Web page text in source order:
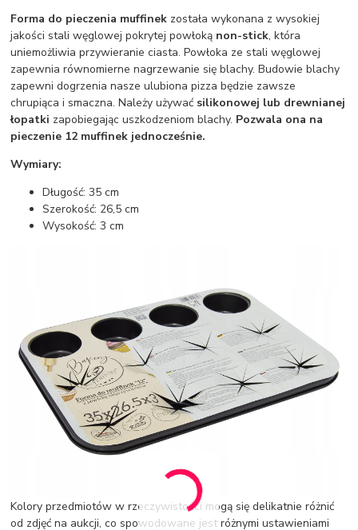
Forma do pieczenia muffinek została wykonana z wysokiej
jakości stali węglowej pokrytej powłoką non-stick, która
uniemożliwia przywieranie ciasta. Powłoka ze stali węglowej
zapewnia równomierne nagrzewanie się blachy. Budowie blachy
zapewni dogrzenia nasze ulubiona pizza będzie zawsze
chrupiąca i smaczna. Należy używać silikonowej lub drewnianej
łopatki zapobiegając uszkodzeniom blachy. Pozwala ona na
pieczenie 12 muffinek jednocześnie.
Wymiary:
Długość: 35 cm
Szerokość: 26,5 cm
Wysokość: 3 cm
Kolory przedmiotów w rzeczywistości mogą się delikatnie różnić
od zdjęć na aukcji, co spowodowane jest różnymi ustawieniami